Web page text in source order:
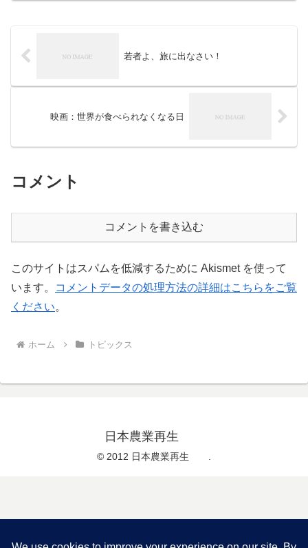
若者よ、旅に出なさい！
映画：世界が食べられなくなる日
コメント
コメントを書き込む
このサイトはスパムを低減するために Akismet を使って
います。
コメントデータの処理方法の詳細はこちらをご覧
ください。
ホーム トピックス
日本農業再生
© 2012 日本農業再生 .